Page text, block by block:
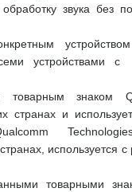
звука без
устройствами
товарным знаком
странах и
используется
товарными